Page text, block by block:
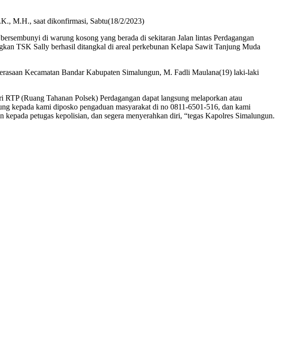
M.H., saat dikonfirmasi, Sabtu(18/2/2023)
di warung kosong yang berada di sekitaran Jalan lintas Perdagangan
TSK Sally berhasil ditangkal di areal perkebunan Kelapa Sawit Tanjung Muda
Kecamatan Bandar Kabupaten Simalungun, M. Fadli Maulana(19) laki-laki
(Ruang Tahanan Polsek) Perdagangan dapat langsung melaporkan atau
kepada kami diposko pengaduan masyarakat di no 0811-6501-516, dan kami
petugas kepolisian, dan segera menyerahkan diri, “tegas Kapolres Simalungun.